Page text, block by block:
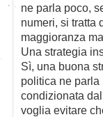
ne parla poco,
numeri, si tratta
maggioranza
Una strategia
Sì, una buona
politica ne parla
condizionata
voglia evitare